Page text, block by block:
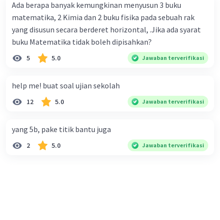
— Tampilkan 1 balasan lainnya
Ada berapa banyak kemungkinan menyusun 3 buku
matematika, 2 Kimia dan 2 buku fisika pada sebuah rak
yang disusun secara berderet horizontal, .Jika ada syarat
buku Matematika tidak boleh dipisahkan?
5 5.0 Jawaban terverifikasi
help me! buat soal ujian sekolah
12 5.0 Jawaban terverifikasi
yang 5b, pake titik bantu juga
2 5.0 Jawaban terverifikasi